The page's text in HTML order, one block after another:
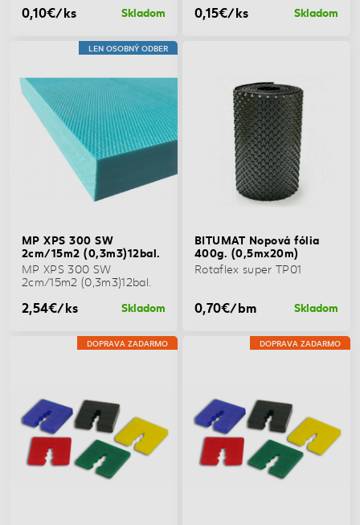
0,10€/ks Skladom 0,15€/ks Skladom
LEN OSOBNÝ ODBER
MP XPS 300 SW
2cm/15m2 (0,3m3)12bal.
MP XPS 300 SW
2cm/15m2 (0,3m3)12bal.
2,54€/ks Skladom
BITUMAT Nopová fólia
400g. (0,5mx20m)
Rotaflex super TP01
0,70€/bm Skladom
DOPRAVA ZADARMO DOPRAVA ZADARMO